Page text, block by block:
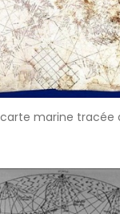
marine tracée